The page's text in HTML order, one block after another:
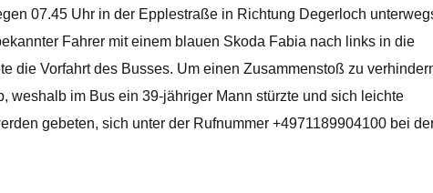
07.45 Uhr in der Epplestraße in Richtung Degerloch
Fahrer mit einem blauen Skoda Fabia nach links in die
die Vorfahrt des Busses. Um einen Zusammenstoß zu
weshalb im Bus ein 39-jähriger Mann stürzte und sich leichte
gebeten, sich unter der Rufnummer +4971189904100 bei